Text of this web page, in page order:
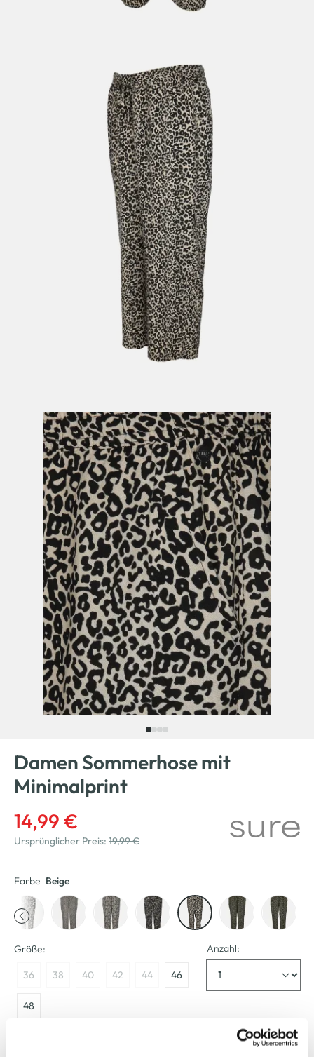
Damen Sommerhose mit
Minimalprint
14,99 €
Ursprünglicher Preis: 19,99 €
Farbe Beige
Größe:
36 38 40 42 44 46
48
Anzahl: